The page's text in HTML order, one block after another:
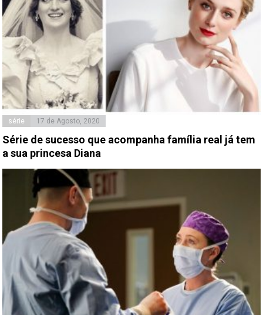
série 17 de Agosto, 2020
Série de sucesso que acompanha família real já tem
a sua princesa Diana